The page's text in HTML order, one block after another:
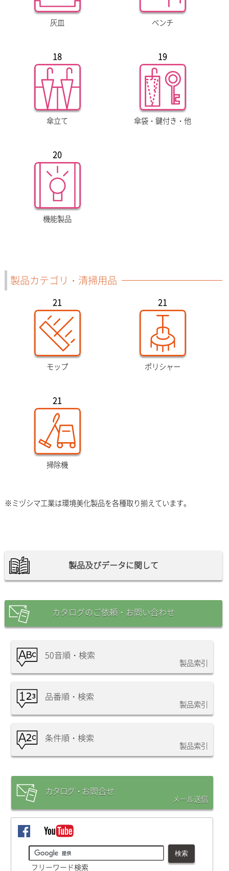
灰皿 ベンチ
18
傘立て
19
傘袋・鍵付き・他
20
機能製品
製品カテゴリ・清掃用品
21
モップ
21
ポリシャー
21
掃除機
※ミヅシマ工業は環境美化製品を各種取り揃えています。
製品及びデータに関して
カタログのご依頼・お問い合わせ
50音順・検索
製品索引
品番順・検索
製品索引
条件順・検索
製品索引
カタログ・ お問合せ
メール送信
フリーワード検索